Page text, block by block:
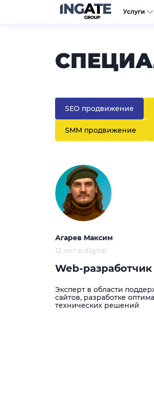
Услуги
SEO продвижение
SMM продвижение
Агарев Максим
12 лет в digital
Web-разработчик
Эксперт в области
сайтов, разработке
технических решений